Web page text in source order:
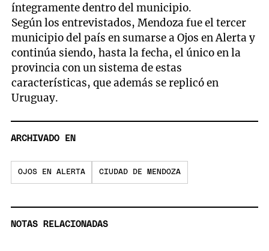
íntegramente dentro del municipio.
Según los entrevistados, Mendoza fue el tercer
municipio del país en sumarse a Ojos en Alerta y
continúa siendo, hasta la fecha, el único en la
provincia con un sistema de estas
características, que además se replicó en
Uruguay.
ARCHIVADO EN
OJOS EN ALERTA CIUDAD DE MENDOZA
NOTAS RELACIONADAS